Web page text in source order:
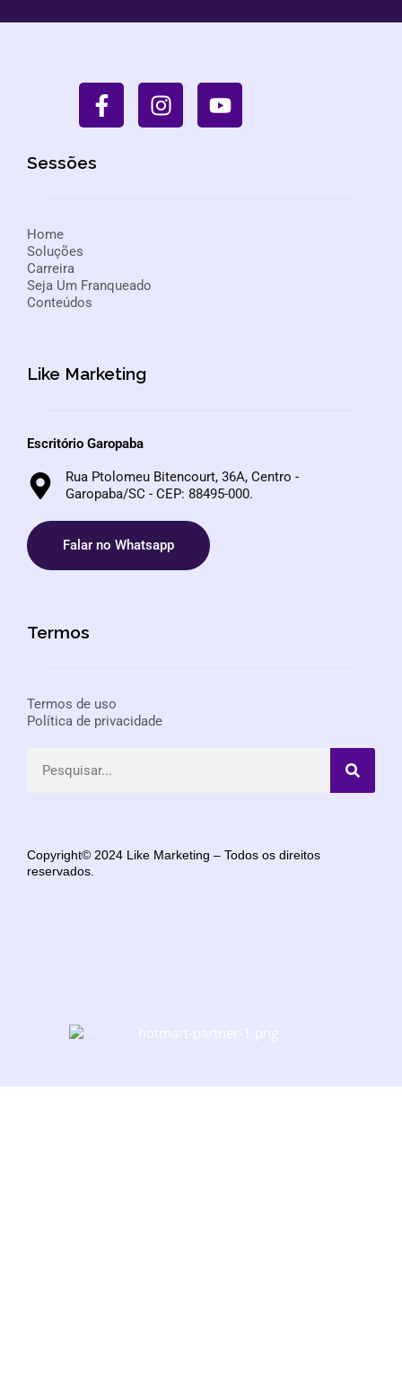
Sessões
Home
Soluções
Carreira
Seja Um Franqueado
Conteúdos
Like Marketing
Escritório Garopaba
Rua Ptolomeu Bitencourt, 36A, Centro -
Garopaba/SC - CEP: 88495-000.
Falar no Whatsapp
Termos
Termos de uso
Política de privacidade
Copyright© 2024 Like Marketing – Todos os direitos
reservados.